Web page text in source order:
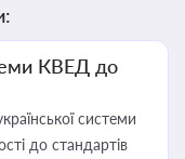
КВЕД до
системи
до стандартів